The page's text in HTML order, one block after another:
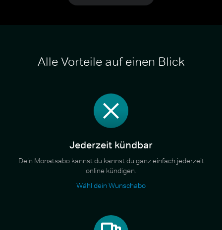
Alle Vorteile auf einen Blick
Jederzeit kündbar
Dein Monatsabo kannst du kannst du ganz einfach jederzeit
online kündigen.
Wähl dein Wunschabo